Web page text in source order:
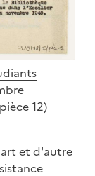
12)
et d'autre